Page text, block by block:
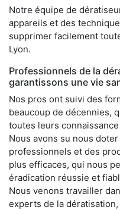
Notre équipe de
appareils et des
supprimer facilement
Lyon.
Professionnels de la
garantissons une vie
Nos pros ont suivi des
beaucoup de décennies,
toutes leurs
Nous avons su nous
professionnels et des
plus efficaces, qui nous
éradication réussie et
Nous venons travailler
experts de la